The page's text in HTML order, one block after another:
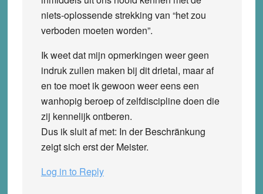
niets-oplossende strekking van “het zou
verboden moeten worden”.
Ik weet dat mijn opmerkingen weer geen
indruk zullen maken bij dit drietal, maar af
en toe moet ik gewoon weer eens een
wanhopig beroep of zelfdiscipline doen die
zij kennelijk ontberen.
Dus ik sluit af met: In der Beschränkung
zeigt sich erst der Meister.
Log in to Reply